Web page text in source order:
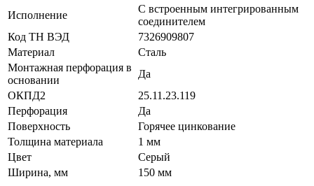
Исполнение
С встроенным интегрированным
соединителем
Код ТН ВЭД
7326909807
Материал
Сталь
Монтажная перфорация в
основании
Да
ОКПД2
25.11.23.119
Перфорация
Да
Поверхность
Горячее цинкование
Толщина материала
1 мм
Цвет
Серый
Ширина, мм
150 мм